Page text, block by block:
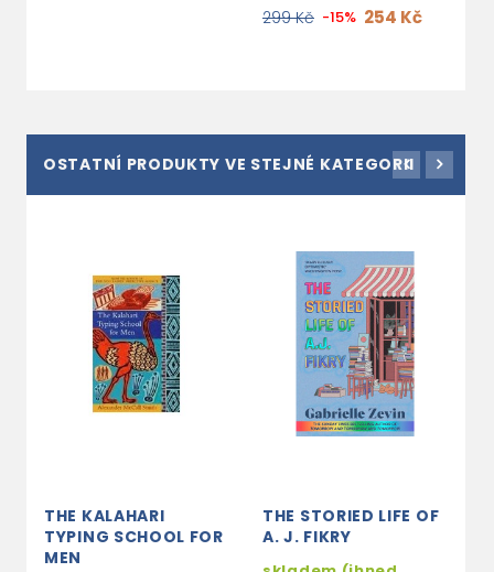
299 Kč -15% 254 Kč
OSTATNÍ PRODUKTY VE STEJNÉ KATEGORII
THE KALAHARI
TYPING SCHOOL FOR
MEN
THE STORIED LIFE OF
A. J. FIKRY